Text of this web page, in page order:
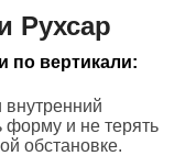
Рухсар
по вертикали:
внутренний
форму и не терять
обстановке.